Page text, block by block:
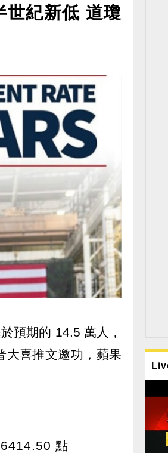
紀新低 道瓊
預期的 14.5 萬人，
大喜推文邀功，蘋果
點